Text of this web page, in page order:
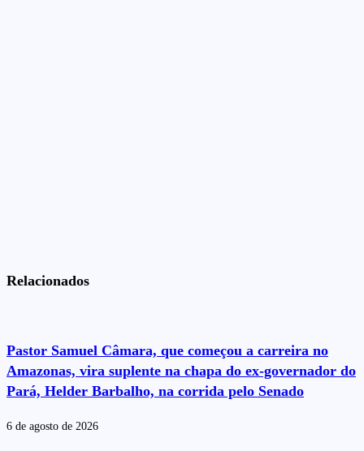
Relacionados
Pastor Samuel Câmara, que começou a carreira no
Amazonas, vira suplente na chapa do ex-governador do
Pará, Helder Barbalho, na corrida pelo Senado
6 de agosto de 2026